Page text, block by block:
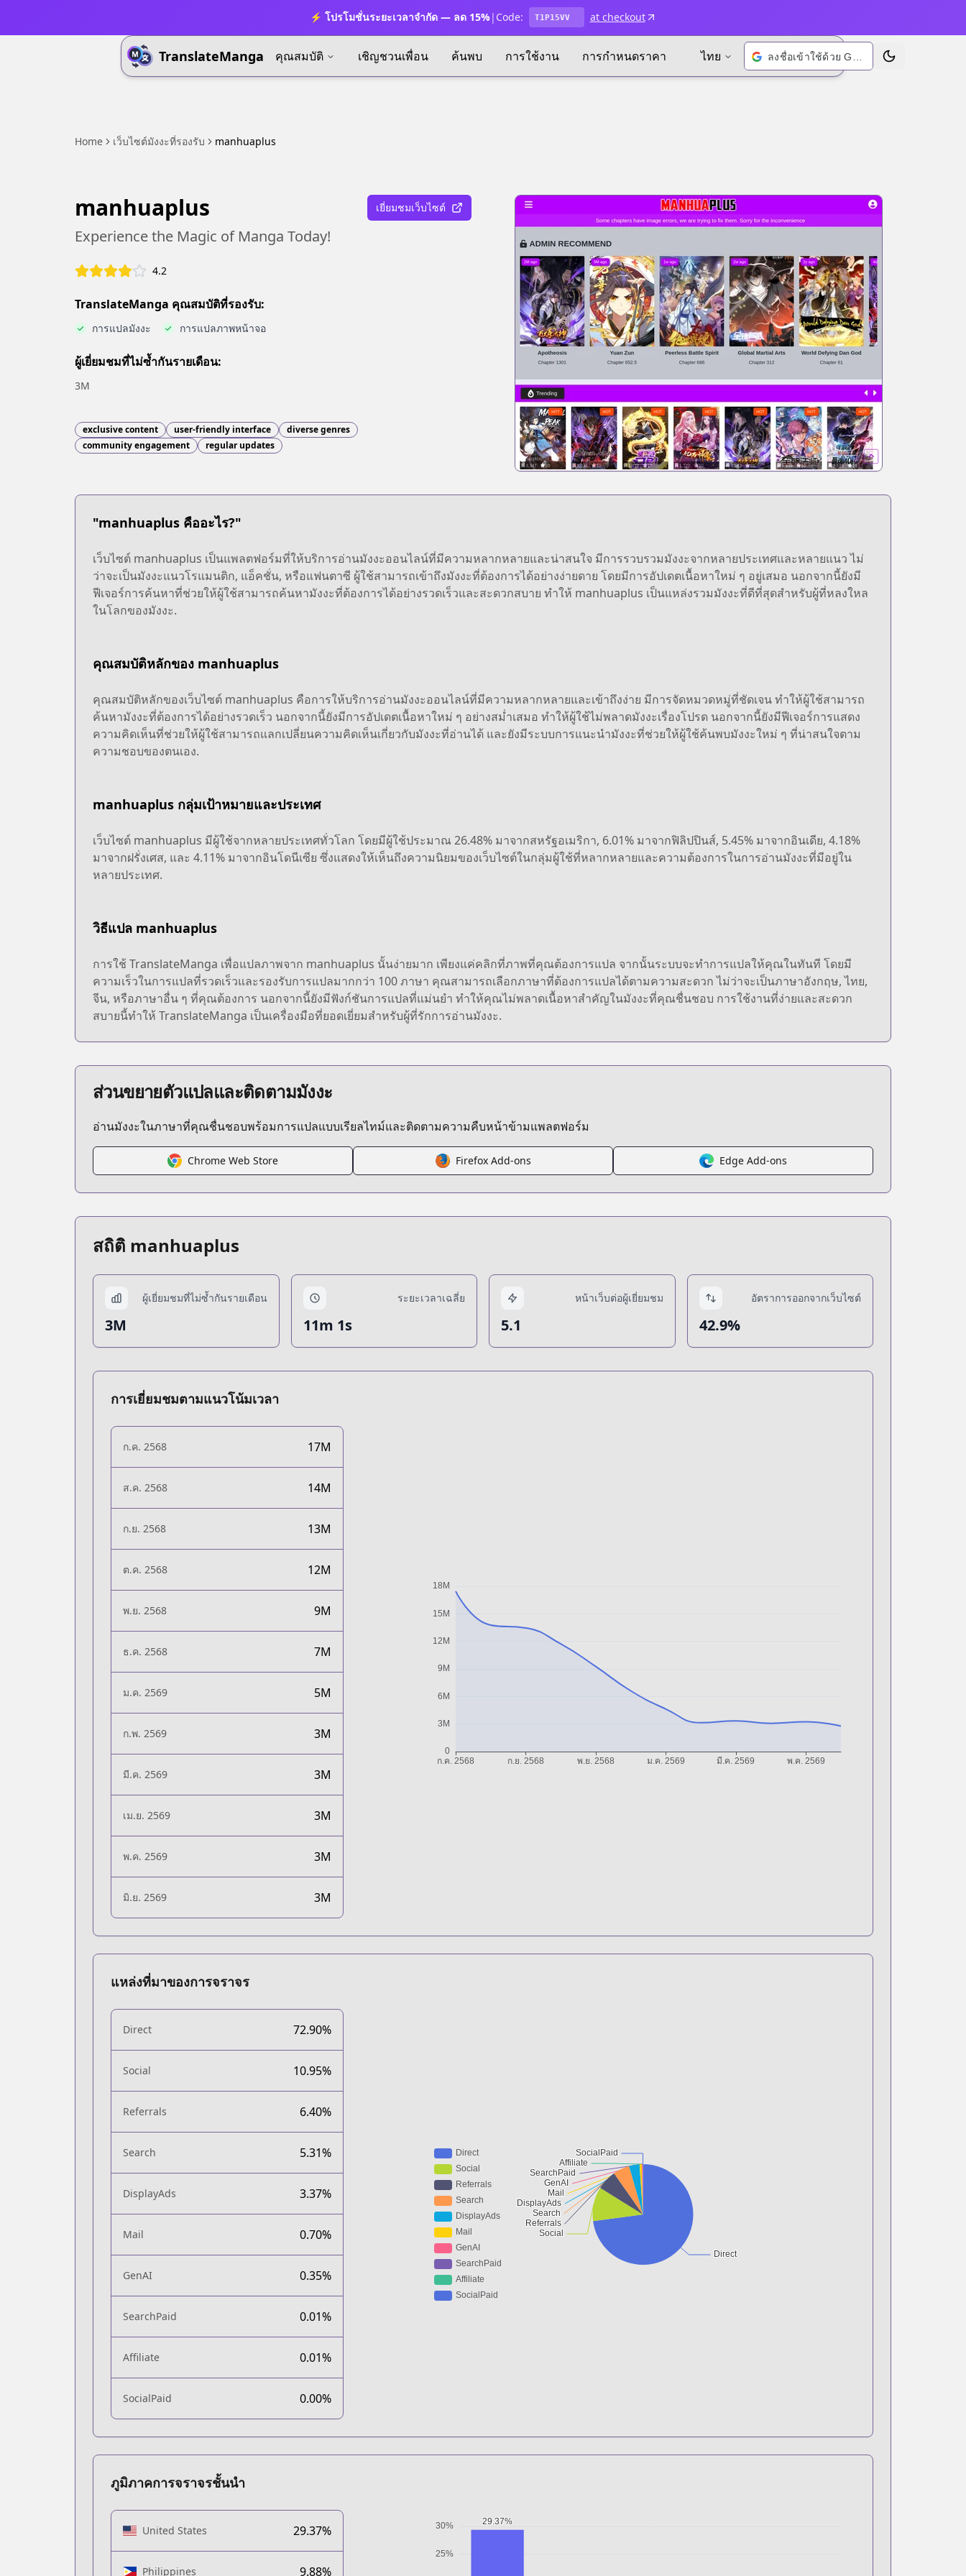
⚡ โปรโมชั่นระยะเวลาจำกัด — ลด 15%| Code: T1P15VV at checkout
TranslateManga คุณสมบัติ เชิญชวนเพื่อน ค้นพบ การใช้งาน การกำหนดราคา ไทย เปลี่ยนธีม
Home เว็บไซต์มังงะที่รองรับ manhuaplus
manhuaplus เยี่ยมชมเว็บไซต์
Experience the Magic of Manga Today!
4.2
TranslateManga คุณสมบัติที่รองรับ:
การแปลมังงะ การแปลภาพหน้าจอ
ผู้เยี่ยมชมที่ไม่ซ้ำกันรายเดือน:
3M
exclusive content user-friendly interface
diverse genres
community engagement
regular updates
"manhuaplus คืออะไร?"
เว็บไซต์ manhuaplus เป็นแพลตฟอร์มที่ให้บริการอ่านมังงะออนไลน์ที่มีความหลากหลายและน่าสนใจ มีการรวบรวมมังงะจากหลายประเทศและหลายแนว ไม่
ว่าจะเป็นมังงะแนวโรแมนติก, แอ็คชั่น, หรือแฟนตาซี ผู้ใช้สามารถเข้าถึงมังงะที่ต้องการได้อย่างง่ายดาย โดยมีการอัปเดตเนื้อหาใหม่ ๆ อยู่เสมอ นอกจากนี้ยังมี
ฟีเจอร์การค้นหาที่ช่วยให้ผู้ใช้สามารถค้นหามังงะที่ต้องการได้อย่างรวดเร็วและสะดวกสบาย ทำให้ manhuaplus เป็นแหล่งรวมมังงะที่ดีที่สุดสำหรับผู้ที่หลงใหล
ในโลกของมังงะ.
คุณสมบัติหลักของ manhuaplus
คุณสมบัติหลักของเว็บไซต์ manhuaplus คือการให้บริการอ่านมังงะออนไลน์ที่มีความหลากหลายและเข้าถึงง่าย มีการจัดหมวดหมู่ที่ชัดเจน ทำให้ผู้ใช้สามารถ
ค้นหามังงะที่ต้องการได้อย่างรวดเร็ว นอกจากนี้ยังมีการอัปเดตเนื้อหาใหม่ ๆ อย่างสม่ำเสมอ ทำให้ผู้ใช้ไม่พลาดมังงะเรื่องโปรด นอกจากนี้ยังมีฟีเจอร์การแสดง
ความคิดเห็นที่ช่วยให้ผู้ใช้สามารถแลกเปลี่ยนความคิดเห็นเกี่ยวกับมังงะที่อ่านได้ และยังมีระบบการแนะนำมังงะที่ช่วยให้ผู้ใช้ค้นพบมังงะใหม่ ๆ ที่น่าสนใจตาม
ความชอบของตนเอง.
manhuaplus กลุ่มเป้าหมายและประเทศ
เว็บไซต์ manhuaplus มีผู้ใช้จากหลายประเทศทั่วโลก โดยมีผู้ใช้ประมาณ 26.48% มาจากสหรัฐอเมริกา, 6.01% มาจากฟิลิปปินส์, 5.45% มาจากอินเดีย, 4.18%
มาจากฝรั่งเศส, และ 4.11% มาจากอินโดนีเซีย ซึ่งแสดงให้เห็นถึงความนิยมของเว็บไซต์ในกลุ่มผู้ใช้ที่หลากหลายและความต้องการในการอ่านมังงะที่มีอยู่ใน
หลายประเทศ.
วิธีแปล manhuaplus
การใช้ TranslateManga เพื่อแปลภาพจาก manhuaplus นั้นง่ายมาก เพียงแค่คลิกที่ภาพที่คุณต้องการแปล จากนั้นระบบจะทำการแปลให้คุณในทันที โดยมี
ความเร็วในการแปลที่รวดเร็วและรองรับการแปลมากกว่า 100 ภาษา คุณสามารถเลือกภาษาที่ต้องการแปลได้ตามความสะดวก ไม่ว่าจะเป็นภาษาอังกฤษ, ไทย,
จีน, หรือภาษาอื่น ๆ ที่คุณต้องการ นอกจากนี้ยังมีฟังก์ชันการแปลที่แม่นยำ ทำให้คุณไม่พลาดเนื้อหาสำคัญในมังงะที่คุณชื่นชอบ การใช้งานที่ง่ายและสะดวก
สบายนี้ทำให้ TranslateManga เป็นเครื่องมือที่ยอดเยี่ยมสำหรับผู้ที่รักการอ่านมังงะ.
ส่วนขยายตัวแปลและติดตามมังงะ
อ่านมังงะในภาษาที่คุณชื่นชอบพร้อมการแปลแบบเรียลไทม์และติดตามความคืบหน้าข้ามแพลตฟอร์ม
Chrome Web Store Firefox Add-ons Edge Add-ons
สถิติ manhuaplus
ผู้เยี่ยมชมที่ไม่ซ้ำกันรายเดือน
3M
ระยะเวลาเฉลี่ย
11m 1s
หน้าเว็บต่อผู้เยี่ยมชม
5.1
อัตราการออกจากเว็บไซต์
42.9%
การเยี่ยมชมตามแนวโน้มเวลา
ก.ค. 2568 17M
ส.ค. 2568 14M
ก.ย. 2568 13M
ต.ค. 2568 12M
พ.ย. 2568 9M
ธ.ค. 2568 7M
ม.ค. 2569 5M
ก.พ. 2569 3M
มี.ค. 2569 3M
เม.ย. 2569 3M
พ.ค. 2569 3M
มิ.ย. 2569 3M
แหล่งที่มาของการจราจร
Direct 72.90%
Social 10.95%
Referrals 6.40%
Search 5.31%
DisplayAds 3.37%
Mail 0.70%
GenAI 0.35%
SearchPaid 0.01%
Affiliate 0.01%
SocialPaid 0.00%
ภูมิภาคการจราจรชั้นนำ
United States 29.37%
Philippines 9.88%